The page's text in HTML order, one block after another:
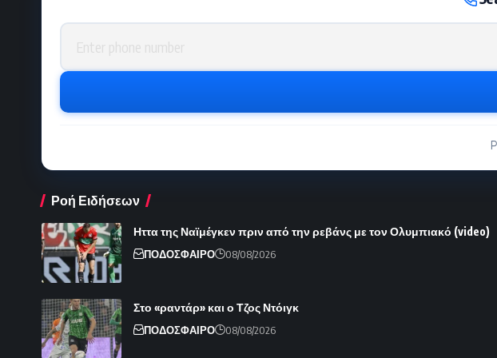
Phone number
Ροή Ειδήσεων
Ηττα της Ναϊμέγκεν πριν από την ρεβάνς με τον Ολυμπιακό (video)
ΠΟΔΟΣΦΑΙΡΟ 08/08/2026
Στο «ραντάρ» και ο Τζος Ντόιγκ
ΠΟΔΟΣΦΑΙΡΟ 08/08/2026